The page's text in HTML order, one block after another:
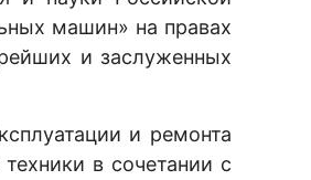
машин» на правах
и заслуженных
и ремонта
в сочетании с